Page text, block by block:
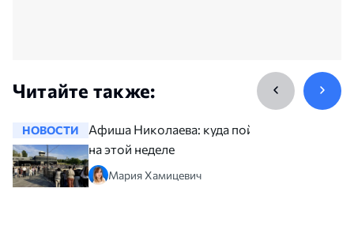
Читайте также:
НОВОСТИ
Афиша Николаева: куда пойти
на этой неделе
Мария Хамицевич